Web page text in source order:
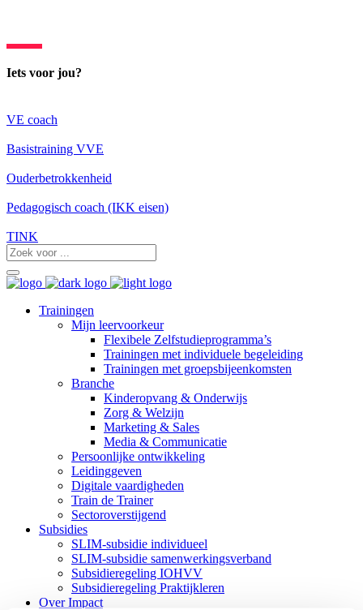
Iets voor jou?
VE coach
Basistraining VVE
Ouderbetrokkenheid
Pedagogisch coach (IKK eisen)
TINK
Trainingen
Mijn leervoorkeur
Flexibele Zelfstudieprogramma’s
Trainingen met individuele begeleiding
Trainingen met groepsbijeenkomsten
Branche
Kinderopvang & Onderwijs
Zorg & Welzijn
Marketing & Sales
Media & Communicatie
Persoonlijke ontwikkeling
Leidinggeven
Digitale vaardigheden
Train de Trainer
Sectoroverstijgend
Subsidies
SLIM-subsidie individueel
SLIM-subsidie samenwerkingsverband
Subsidieregeling IOHVV
Subsidieregeling Praktijkleren
Over Impact